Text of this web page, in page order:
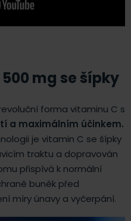
mg se šípky
forma vitaminu C s
a maximálním účinkem.
je vitamin C se šípky
traktu a dopravován
přispívá k normální
buněk před
míry únavy a vyčerpání.